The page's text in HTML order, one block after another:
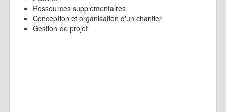
Ressources supplémentaires
Conception et organisation d'un chantier
Gestion de projet